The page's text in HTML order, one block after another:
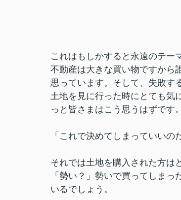
これはもしかすると永遠のテー
不動産は大きな買い物ですから
思っています。そして、失敗す
土地を見に行った時にとても気
っと皆さまはこう思うはずです。
「これで決めてしまっていい
それでは土地を購入された方は
「勢い？」勢いで買ってしま
いるでしょう。